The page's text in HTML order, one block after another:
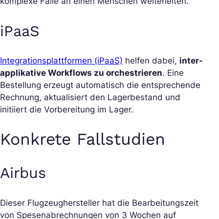
iPaaS
Integrationsplattformen (iPaaS) helfen dabei, inter-
applikative Workflows zu orchestrieren. Eine
Bestellung erzeugt automatisch die entsprechende
Rechnung, aktualisiert den Lagerbestand und
initiiert die Vorbereitung im Lager.
Konkrete Fallstudien
Airbus
Dieser Flugzeughersteller hat die Bearbeitungszeit
von Spesenabrechnungen von 3 Wochen auf